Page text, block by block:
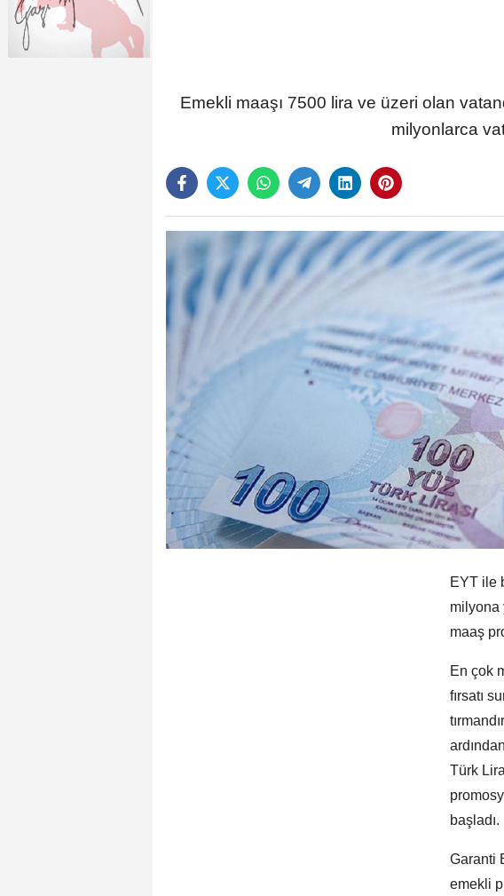
Emekli maaşı 7500 lira ve üzeri olan
milyonlarca
EYT ile
milyona
maaş
En çok
fırsatı
Türk
başladı.
Garanti
emekli